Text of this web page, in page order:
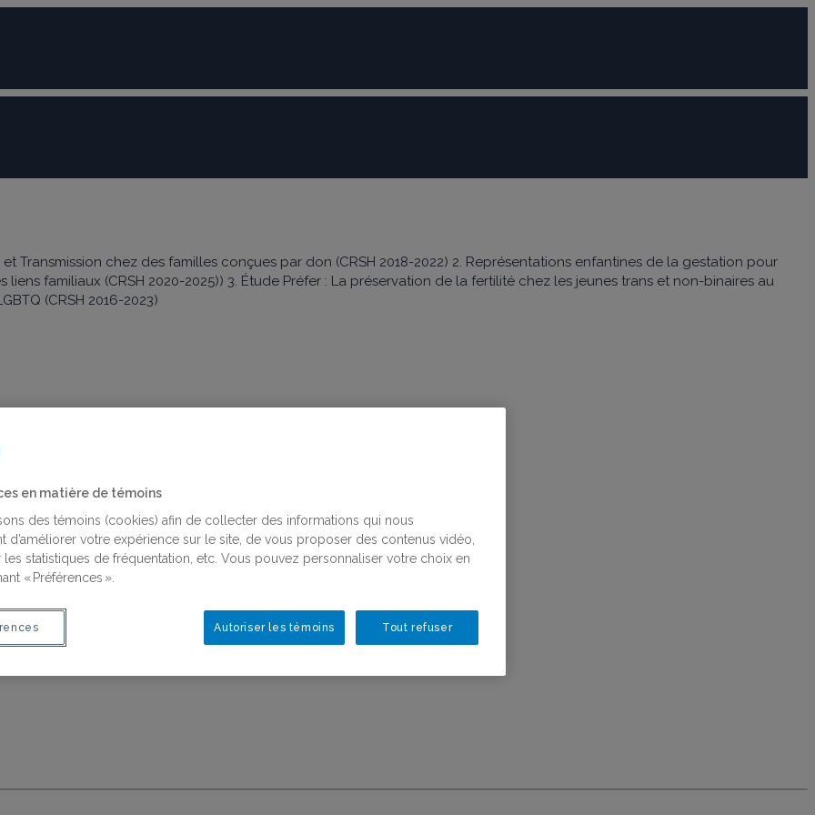
et Transmission chez des familles conçues par don (CRSH 2018-2022) 2. Représentations enfantines de la gestation pour
familiaux (CRSH 2020-2025)) 3. Étude Préfer : La préservation de la fertilité chez les jeunes trans et non-binaires au
(CRSH 2016-2023)
en matière de témoins
des témoins (cookies) afin de collecter des informations qui nous
d’améliorer votre expérience sur le site, de vous proposer des contenus vidéo,
les statistiques de fréquentation, etc. Vous pouvez personnaliser votre choix en
« Préférences ».
Tout refuser
Autoriser les témoins